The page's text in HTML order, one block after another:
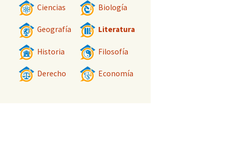
Ciencias Biología
Geografía Literatura
Historia Filosofía
Derecho Economía